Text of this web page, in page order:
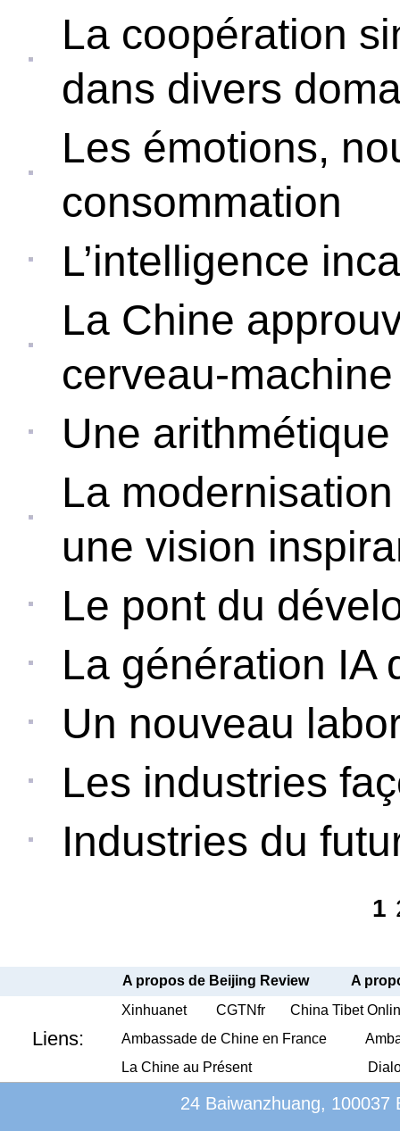
La coopération
dans divers
Les émotions,
consommation
L’intelligence
La Chine
cerveau-
Une
La
une vision
Le pont du
La génération IA
Un nouveau
Les industries
Industries du
1
A propos de Beijing Review A
Liens:
Xinhuanet CGTNfr
China Tibet
Ambassade de Chine en France
La Chine au Présent
24 Baiwanzhuang, 100037